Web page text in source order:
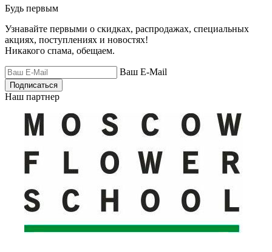
Будь первым
Узнавайте первыми о скидках, распродажах, специальных
акциях, поступлениях и новостях!
Никакого спама, обещаем.
Ваш E-Mail
Подписаться
Наш партнер